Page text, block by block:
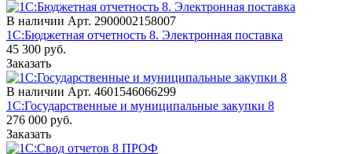
В наличии Арт. 2900002158007
1С:Бюджетная отчетность 8. Электронная поставка
45 300 руб.
Заказать
В наличии Арт. 4601546066299
1С:Государственные и муниципальные закупки 8
276 000 руб.
Заказать